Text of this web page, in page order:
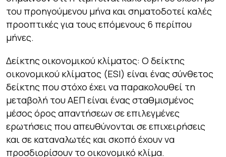
του προηγούμενου μήνα και σηματοδοτεί καλές
προοπτικές για τους επόμενους 6 περίπου
μήνες.
Δείκτης οικονομικού κλίματος: Ο δείκτης
οικονομικού κλίματος (ESI) είναι ένας σύνθετος
δείκτης που στόχο έχει να παρακολουθεί τη
μεταβολή του ΑΕΠ είναι ένας σταθμισμένος
μέσος όρος απαντήσεων σε επιλεγμένες
ερωτήσεις που απευθύνονται σε επιχειρήσεις
και σε καταναλωτές και σκοπό έχουν να
προσδιορίσουν το οικονομικό κλίμα.